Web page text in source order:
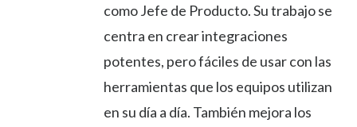
como Jefe de Producto. Su trabajo se
centra en crear integraciones
potentes, pero fáciles de usar con las
herramientas que los equipos utilizan
en su día a día. También mejora los